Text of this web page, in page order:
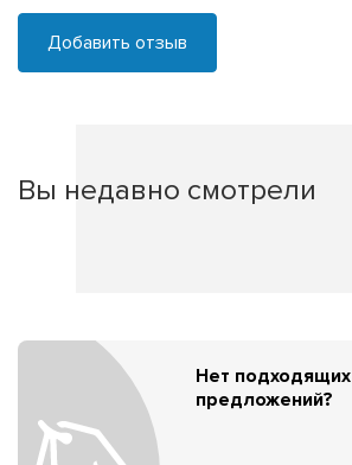
Добавить отзыв
Вы недавно смотрели
Нет подходящих
предложений?